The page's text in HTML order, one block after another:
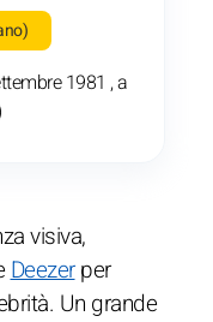
1981 , a
visiva,
Deezerper
Un grande